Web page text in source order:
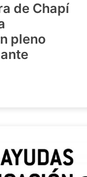
de Chapí
pleno